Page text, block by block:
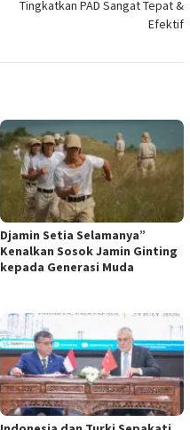
Tingkatkan PAD Sangat Tepat &
Efektif
Djamin Setia Selamanya”
Kenalkan Sosok Jamin Ginting
kepada Generasi Muda